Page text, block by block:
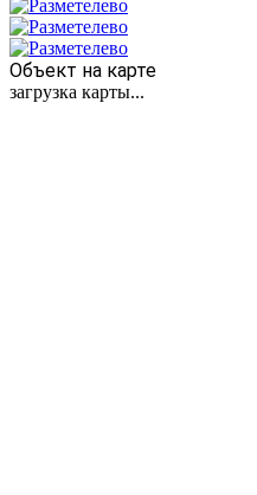
Объект на карте
загрузка карты...